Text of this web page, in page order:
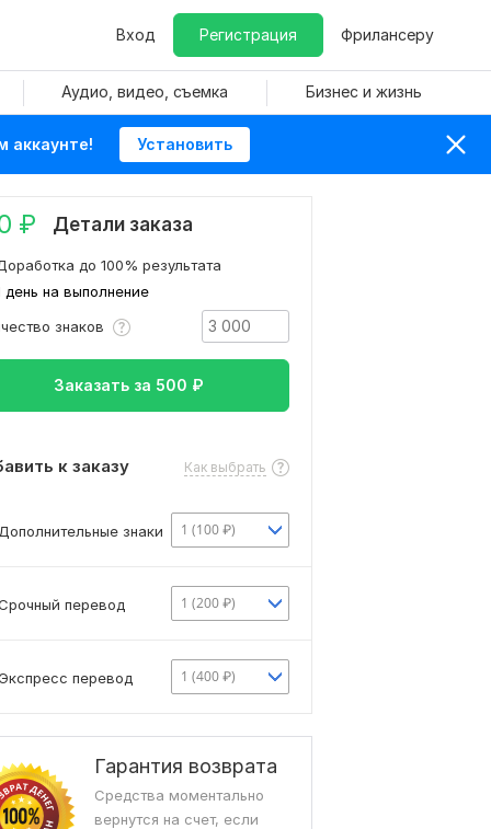
Вход Регистрация Фрилансеру
Аудио, видео, съемка Бизнес и жизнь
аккаунте! Установить
₽ Детали заказа
день на выполнение
до 100% результата
знаков
Заказать за 500 ₽
к заказу Как выбрать
Дополнительные знаки 1 (100 ₽)
перевод 1 (200 ₽)
Экспресс перевод 1 (400 ₽)
Гарантия возврата
Средства моментально
вернутся на счет, если